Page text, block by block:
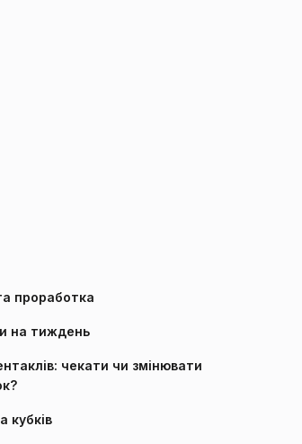
проработка
на тиждень
чекати чи змінювати
кубків